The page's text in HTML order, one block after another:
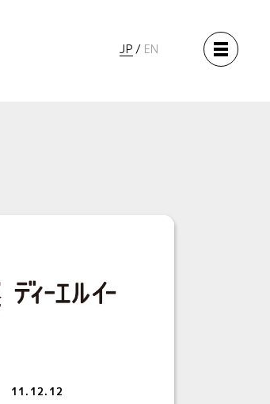
JP EN
11.12.12